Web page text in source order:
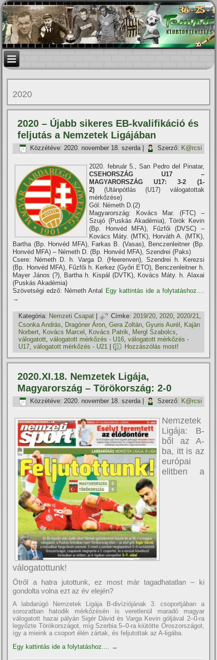
2020
2020 – Újabb sikeres EB-kvalifikáció és
feljutás a Nemzetek Ligájában
Közzétéve: 2020. november 18. szerda| Szerző: K@rcsi
2020. február 5., San Pedro del Pinatar,
CSEHORSZÁG U17 –
MAGYARORSZÁG U17: 3-2 (1-
2) (Utánpótlás (U17) válogatottak
mérkőzése)
Gól: Németh D.(2)
Magyarország: Kovács Mar. (FTC) –
Szujó (Puskás Akadémia), Török Kevin
(Bp. Honvéd MFA), Fűzfői (DVSC) –
Kovács Máty. (MTK), Horváth A. (MTK),
Bartha (Bp. Honvéd MFA), Farkas B. (Vasas), Benczenleitner (Bp.
Honvéd MFA) – Németh D. (Bp. Honvéd MFA), Szendrei (Paks)
Csere: Németh D. h. Varga D. (Heerenven), Szendrei h. Kerezsi
(Bp. Honvéd MFA), Fűzfői h. Kerkez (Győri ETO), Benczenleitner h.
Mayer János (?), Bartha h. Kispál (DVTK), Kovács Máty. h. Alaxai
(Puskás Akadémia)
Szövetségi edző: Németh Antal
Egy kattintás ide a folytatáshoz....
→
Kategória: Nemzeti Csapat | Címke: 2019/20,2020,2020/21,
Csonka András, Dragóner Áron,Gera Zoltán,Gyuris Aurél , Kaján
Norbert, Kovács Marcel , Kovács Patrik, Mergl Szabolcs,
válogatott,válogatott mérkőzés - U16,válogatott mérkőzés -
U17,válogatott mérkőzés - U21 Hozzászólás most!
2020.XI.18. Nemzetek Ligája,
Magyarország – Törökország: 2-0
Közzétéve: 2020. november 18. szerda| Szerző: K@rcsi
Nemzetek
Ligája: B-
ből az A-
ba, itt is az
európai
elitben a
válogatottunk!
Ötről a hatra jutottunk, ez most már tagadhatatlan – ki
gondolta volna ezt az év elején?
A labdarúgó Nemzetek Ligája B-divíziójának 3. csoportjában a
sorozatban hatodik mérkőzésén is veretlenül maradó magyar
válogatott hazai pályán Sigér Dávid és Varga Kevin góljával 2–0-ra
legyőzte Törökországot, míg Szerbia 5–0-ra kiütötte Oroszországot,
így a mieink a csoport élén zártak, és feljutottak az A-ligába.
Egy kattintás ide a folytatáshoz....
→